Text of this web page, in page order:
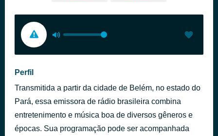
Perfil
Transmitida a partir da cidade de Belém, no estado do
Pará, essa emissora de rádio brasileira combina
entretenimento e música boa de diversos gêneros e
épocas. Sua programação pode ser acompanhada